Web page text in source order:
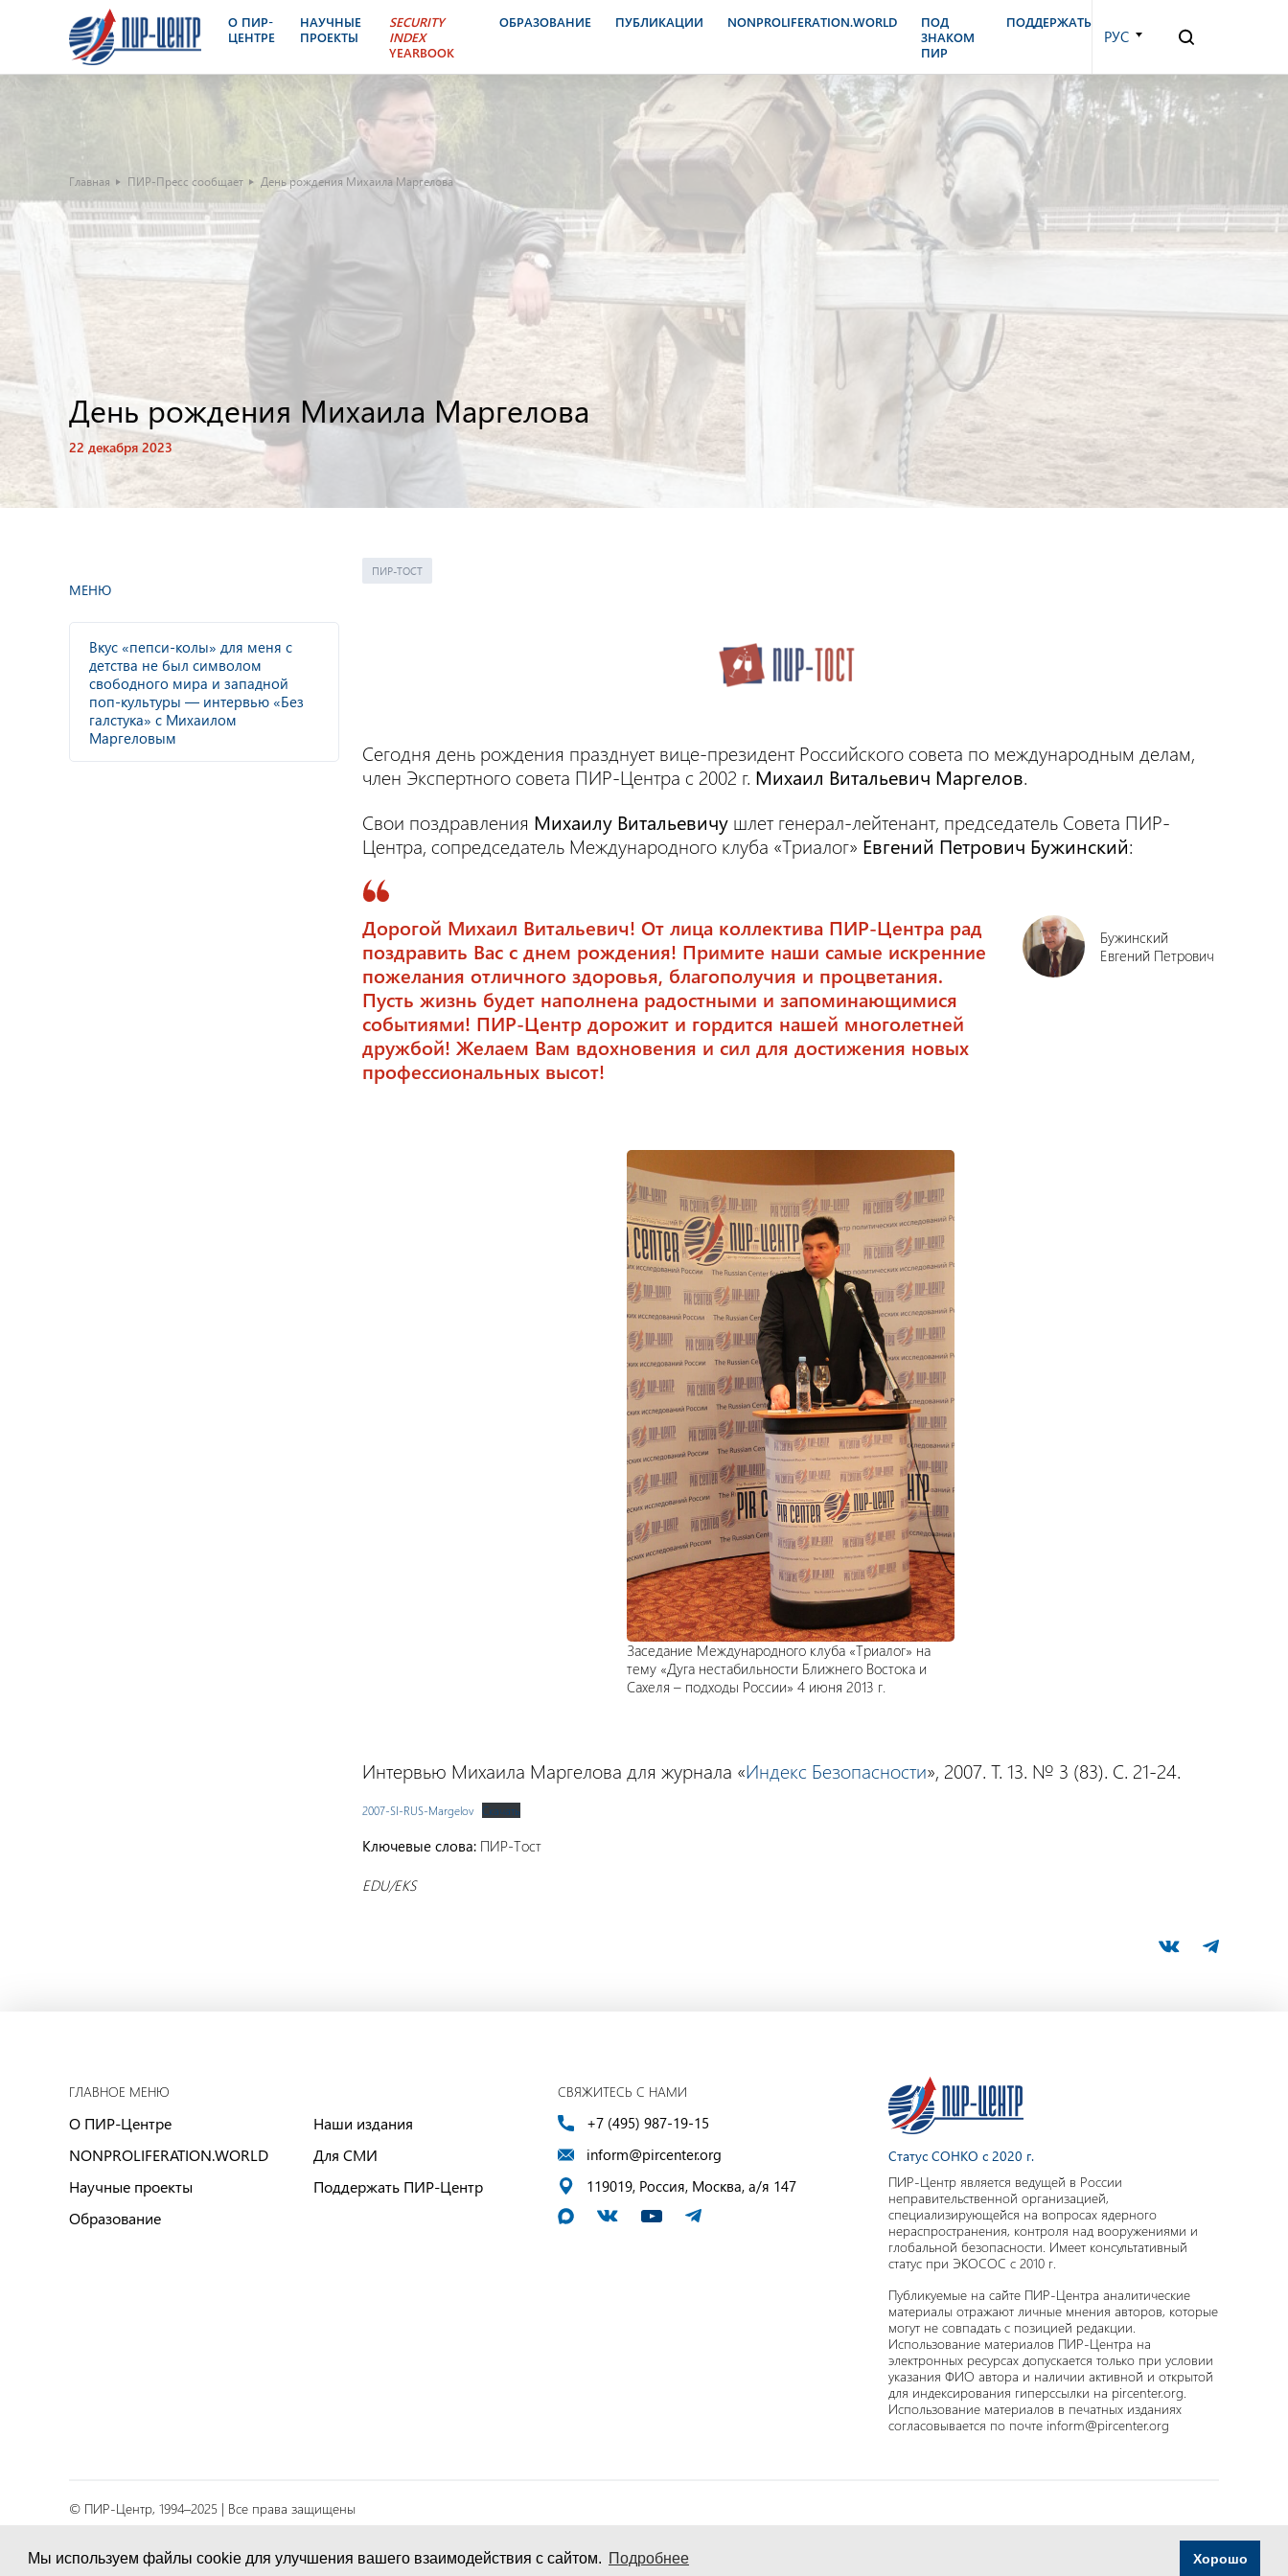
Мы используем файлы cookie для улучшения вашего взаимодействия с сайтом. Подробнее Хорошо
О ПИР-
ЦЕНТРЕ
НАУЧНЫЕ
ПРОЕКТЫ
SECURITY
INDEX
YEARBOOK
ОБРАЗОВАНИЕ ПУБЛИКАЦИИ NONPROLIFERATION.WORLD
ПОД
ЗНАКОМ
ПИР
ПОДДЕРЖАТЬ
РУС
Главная ПИР-Пресс сообщает День рождения Михаила Маргелова
День рождения Михаила Маргелова
22 декабря 2023
МЕНЮ
Вкус «пепси-колы» для меня с
детства не был символом
свободного мира и западной
поп-культуры — интервью «Без
галстука» с Михаилом
Маргеловым
ПИР-ТОСТ
Сегодня день рождения празднует вице-президент Российского совета по международным делам,
член Экспертного совета ПИР-Центра с 2002 г. Михаил Витальевич Маргелов.
Свои поздравления Михаилу Витальевичу шлет генерал-лейтенант, председатель Совета ПИР-
Центра, сопредседатель Международного клуба «Триалог» Евгений Петрович Бужинский:
Дорогой Михаил Витальевич! От лица коллектива ПИР-Центра рад
поздравить Вас с днем рождения! Примите наши самые искренние
пожелания отличного здоровья, благополучия и процветания.
Пусть жизнь будет наполнена радостными и запоминающимися
событиями! ПИР-Центр дорожит и гордится нашей многолетней
дружбой! Желаем Вам вдохновения и сил для достижения новых
профессиональных высот!
Бужинский
Евгений Петрович
Заседание Международного клуба «Триалог» на
тему «Дуга нестабильности Ближнего Востока и
Сахеля – подходы России» 4 июня 2013 г.
Интервью Михаила Маргелова для журнала «Индекс Безопасности», 2007. Т. 13. № 3 (83). С. 21-24.
2007-SI-RUS-Margelov Скачать
Ключевые слова: ПИР-Тост
EDU/EKS
ГЛАВНОЕ МЕНЮ
О ПИР-Центре
NONPROLIFERATION.WORLD
Научные проекты
Образование
Наши издания
Для СМИ
Поддержать ПИР-Центр
СВЯЖИТЕСЬ С НАМИ
+7 (495) 987-19-15
inform@pircenter.org
119019, Россия, Москва, а/я 147
Статус СОНКО с 2020 г.
ПИР-Центр является ведущей в России
неправительственной организацией,
специализирующейся на вопросах ядерного
нераспространения, контроля над вооружениями и
глобальной безопасности. Имеет консультативный
статус при ЭКОСОС с 2010 г.
Публикуемые на сайте ПИР-Центра аналитические
материалы отражают личные мнения авторов, которые
могут не совпадать с позицией редакции.
Использование материалов ПИР-Центра на
электронных ресурсах допускается только при условии
указания ФИО автора и наличии активной и открытой
для индексирования гиперссылки на pircenter.org.
Использование материалов в печатных изданиях
согласовывается по почте inform@pircenter.org
© ПИР-Центр, 1994–2025 | Все права защищены
Политика конфиденциальности и условия обработки персональных данных